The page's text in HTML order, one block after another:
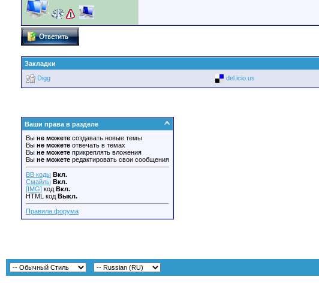
Закладки
Digg
del.icio.us
Ваши права в разделе
Вы не можете создавать новые темы
Вы не можете отвечать в темах
Вы не можете прикреплять вложения
Вы не можете редактировать свои сообщения
BB коды Вкл.
Смайлы Вкл.
[IMG] код Вкл.
HTML код Выкл.
Правила форума